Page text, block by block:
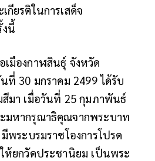
กียรติในการเสด็จ
นี้
มืองกาฬสินธุ์ จังหวัด
ที่ 30 มกราคม 2499 ได้รับ
มา เมื่อวันที่ 25 กุมภาพันธ์
มหากรุณาธิคุณจากพระบาท
พระบรมราชโองการโปรด
ห้ยกวัดประชานิยม เป็นพระ